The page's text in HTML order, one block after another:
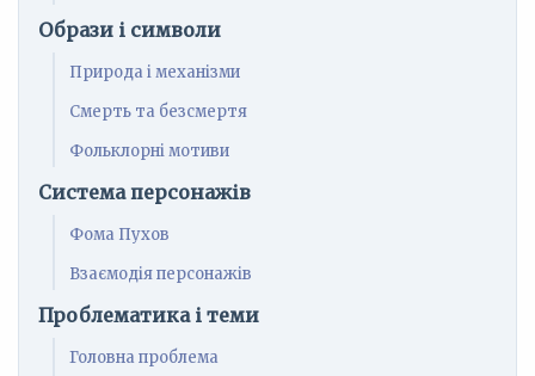
Образи і символи
Природа і механізми
Смерть та безсмертя
Фольклорні мотиви
Система персонажів
Фома Пухов
Взаємодія персонажів
Проблематика і теми
Головна проблема